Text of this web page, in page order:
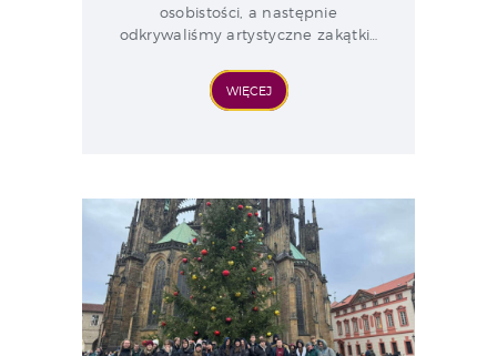
osobistości, a następnie
odkrywaliśmy artystyczne zakątki…
WIĘCEJ